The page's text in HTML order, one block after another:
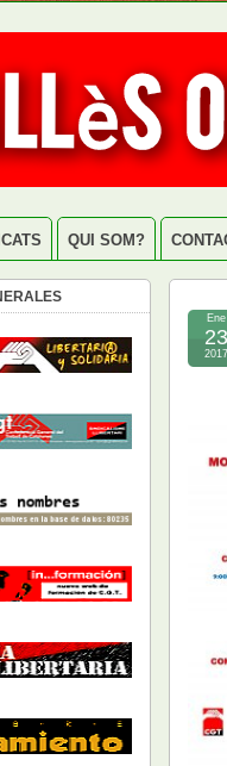
QUI SOM?
Ene
23
2017